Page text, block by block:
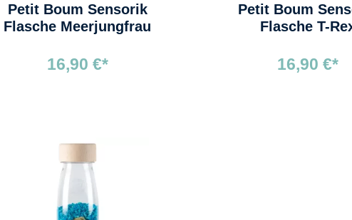
Petit Boum Sensorik
Flasche Meerjungfrau
16,90 €*
Petit Boum
Flasche T-
16,90 €*